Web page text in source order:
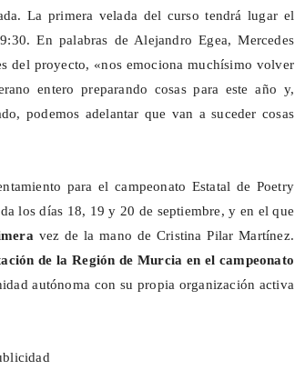
La primera velada del curso tendrá lugar el
En palabras de Alejandro Egea, Mercedes
del proyecto, «nos emociona muchísimo volver
entero preparando cosas para este año y,
podemos adelantar que van a suceder cosas
para el campeonato Estatal de Poetry
los días 18, 19 y 20 de septiembre, y en el que
vez de la mano de Cristina Pilar Martínez.
de la Región de Murcia en el campeonato
autónoma con su propia organización activa